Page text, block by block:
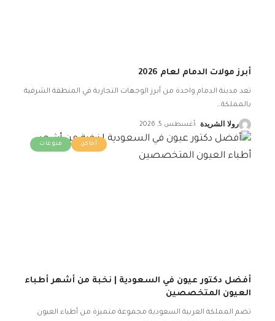
أبرز مولات الدمام لعام 2026
تعد مدينة الدمام واحدة من أبرز الوجهات التجارية في المنطقة الشرقية
بالمملكة…
رولا الشريدة أغسطس 5, 2026
أماكن منوعات
أفضل دكتور عيون في السعودية | نخبة من أشهر أطباء
العيون المتخصصين
تضم المملكة العربية السعودية مجموعة متميزة من أطباء العيون